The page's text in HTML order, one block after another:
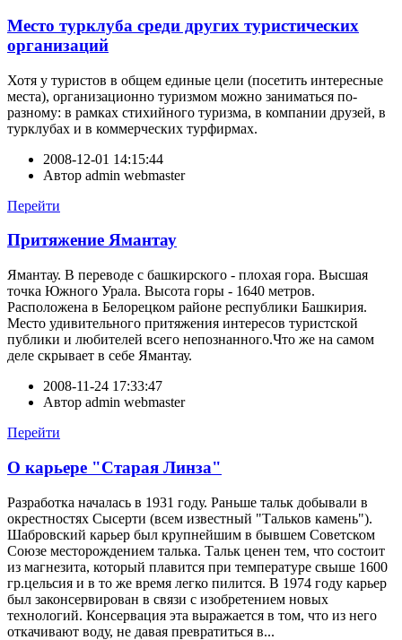
Место турклуба среди других туристических
организаций
Хотя у туристов в общем единые цели (посетить интересные
места), организационно туризмом можно заниматься по-
разному: в рамках стихийного туризма, в компании друзей, в
турклубах и в коммерческих турфирмах.
2008-12-01 14:15:44
Автор admin webmaster
Перейти
Притяжение Ямантау
Ямантау. В переводе с башкирского - плохая гора. Высшая
точка Южного Урала. Высота горы - 1640 метров.
Расположена в Белорецком районе республики Башкирия.
Место удивительного притяжения интересов туристской
публики и любителей всего непознанного.Что же на самом
деле скрывает в себе Ямантау.
2008-11-24 17:33:47
Автор admin webmaster
Перейти
О карьере "Старая Линза"
Разработка началась в 1931 году. Раньше тальк добывали в
окрестностях Сысерти (всем известный "Тальков камень").
Шабровский карьер был крупнейшим в бывшем Советском
Союзе месторождением талька. Тальк ценен тем, что состоит
из магнезита, который плавится при температуре свыше 1600
гр.цельсия и в то же время легко пилится. В 1974 году карьер
был законсервирован в связи с изобретением новых
технологий. Консервация эта выражается в том, что из него
откачивают воду, не давая превратиться в...